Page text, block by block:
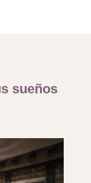
sueños